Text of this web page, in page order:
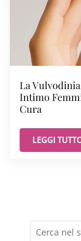
La
Intimo
Cura
LA
LEGGI
Cerca